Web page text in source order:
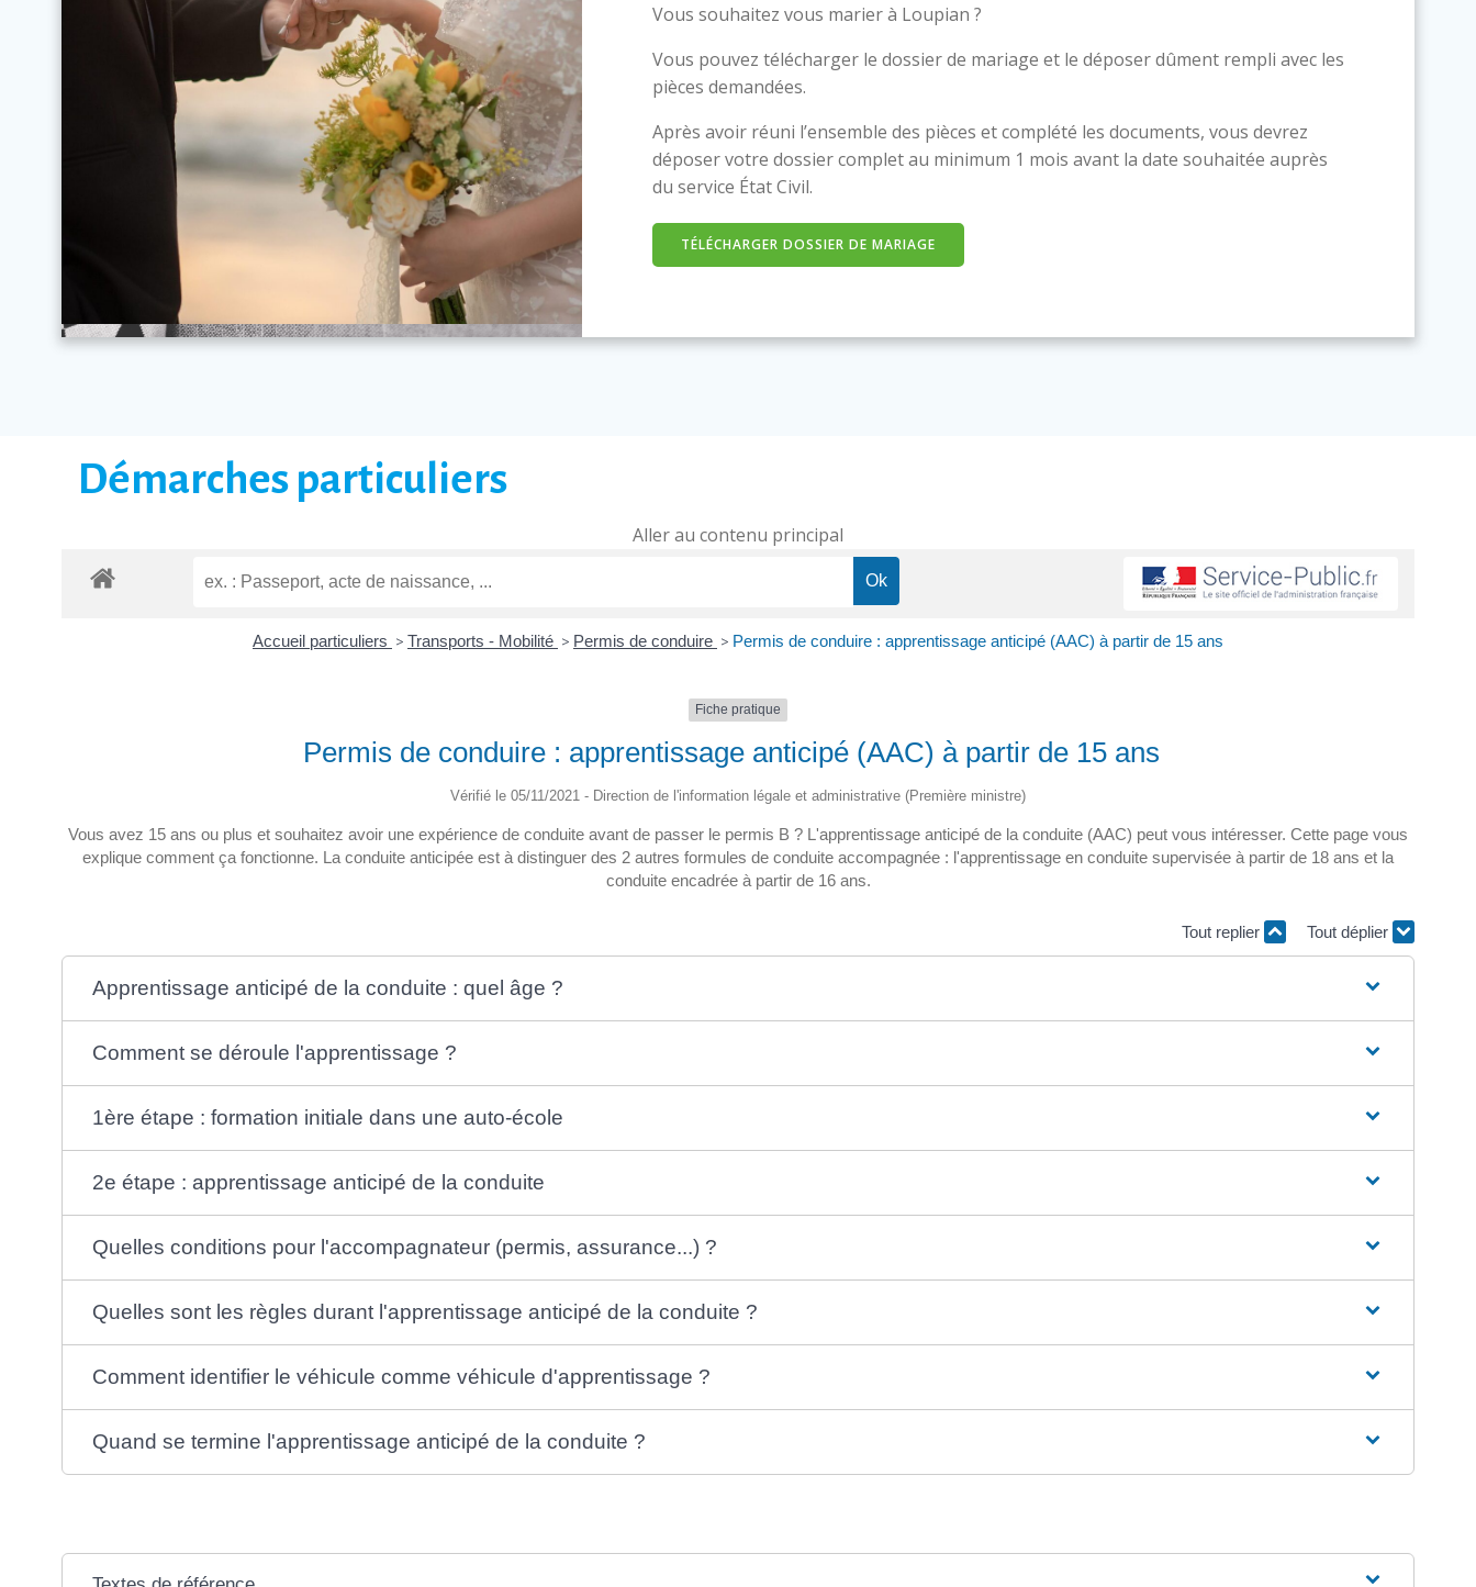
Vous souhaitez vous marier à Loupian ?
Vous pouvez télécharger le dossier de mariage et le déposer dûment rempli avec les
pièces demandées.
Après avoir réuni l’ensemble des pièces et complété les documents, vous devrez
déposer votre dossier complet au minimum 1 mois avant la date souhaitée auprès
du service État Civil.
TÉLÉCHARGER DOSSIER DE MARIAGE
Démarches particuliers
Aller au contenu principal
Accueil particuliers > Transports - Mobilité > Permis de conduire > Permis de conduire : apprentissage anticipé (AAC) à partir de 15 ans
Fiche pratique
Permis de conduire : apprentissage anticipé (AAC) à partir de 15 ans
Vérifié le 05/11/2021 - Direction de l'information légale et administrative (Première ministre)
Vous avez 15 ans ou plus et souhaitez avoir une expérience de conduite avant de passer le permis B ? L'apprentissage anticipé de la conduite (AAC) peut vous intéresser. Cette page vous
explique comment ça fonctionne. La conduite anticipée est à distinguer des 2 autres formules de conduite accompagnée : l'apprentissage en conduite supervisée à partir de 18 ans et la
conduite encadrée à partir de 16 ans.
Tout replier Tout déplier
Apprentissage anticipé de la conduite : quel âge ?
Comment se déroule l'apprentissage ?
1ère étape : formation initiale dans une auto-école
2e étape : apprentissage anticipé de la conduite
Quelles conditions pour l'accompagnateur (permis, assurance...) ?
Quelles sont les règles durant l'apprentissage anticipé de la conduite ?
Comment identifier le véhicule comme véhicule d'apprentissage ?
Quand se termine l'apprentissage anticipé de la conduite ?